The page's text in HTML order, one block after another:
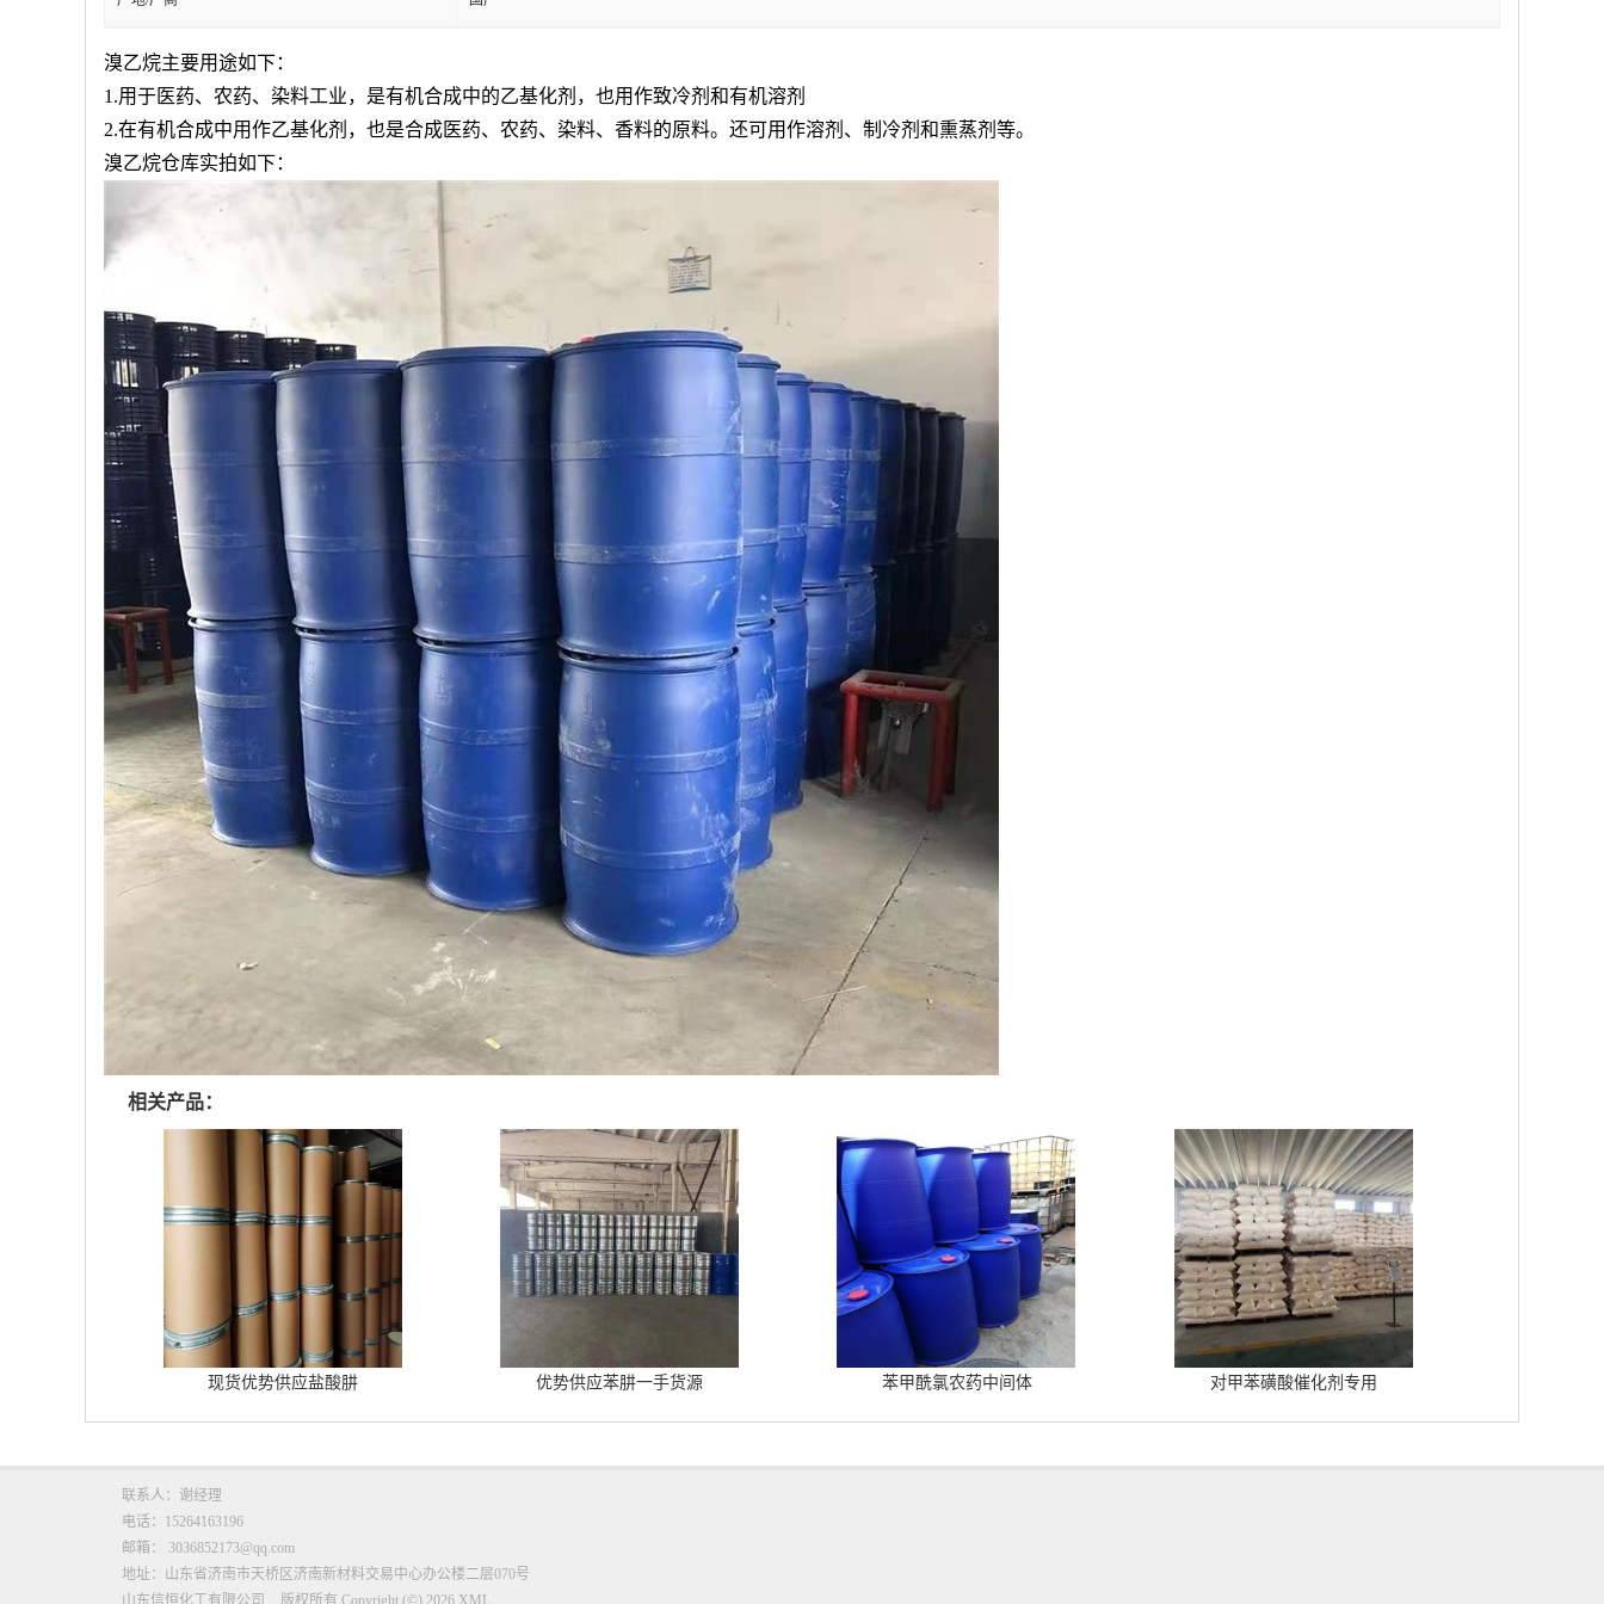
溴乙烷主要用途如下：
1.用于医药、农药、染料工业，是有机合成中的乙基化剂，也用作致冷剂和有机溶剂
2.在有机合成中用作乙基化剂，也是合成医药、农药、染料、香料的原料。还可用作溶剂、制冷剂和熏蒸剂等。
溴乙烷仓库实拍如下：
相关产品：
现货优势供应盐酸肼 优势供应苯肼一手货源 苯甲酰氯农药中间体 对甲苯磺酸催化剂专用
联系人：谢经理
电话：15264163196
邮箱： 3036852173@qq.com
地址：山东省济南市天桥区济南新材料交易中心办公楼二层070号
山东信恒化工有限公司
版权所有 Copyright (©) 2026 XML